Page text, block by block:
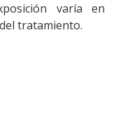
varía en
tratamiento.